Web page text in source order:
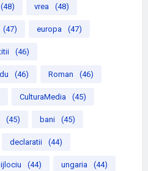
(48) vrea (48)
(47) europa (47)
(46)
(46) Roman (46)
CulturaMedia (45)
(45) bani (45)
declaratii (44)
(44) ungaria (44)